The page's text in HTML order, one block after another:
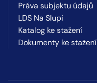
Práva subjektu údajů
LDS Na Slupi
Katalog ke stažení
Dokumenty ke stažení